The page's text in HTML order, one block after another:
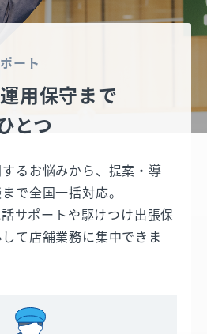
ート
用保守まで
とつ
るお悩みから、提案・導
で全国一括対応。
サポートや駆けつけ出張保
て店舗業務に集中できま